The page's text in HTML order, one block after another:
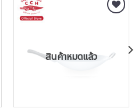
สินค้าหมดแล้ว